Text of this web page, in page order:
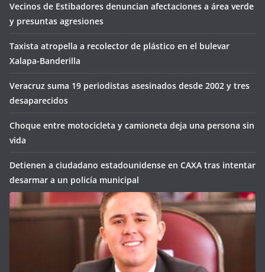
Vecinos de Estibadores denuncian afectaciones a área verde
y presuntas agresiones
Taxista atropella a recolector de plástico en el bulevar
Xalapa-Banderilla
Veracruz suma 19 periodistas asesinados desde 2002 y tres
desaparecidos
Choque entre motocicleta y camioneta deja una persona sin
vida
Detienen a ciudadano estadounidense en CAXA tras intentar
desarmar a un policía municipal